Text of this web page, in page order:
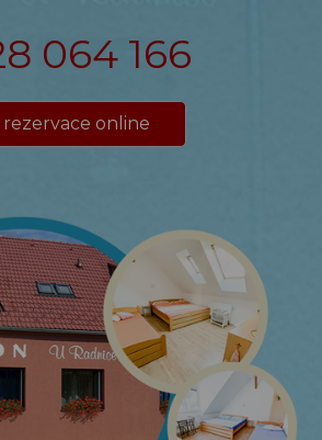
064 166
rezervace online